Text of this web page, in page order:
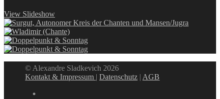
View Slideshow
© Alexandre Sladkevich 2026
Kontakt & Impressum |Datenschutz | AGB